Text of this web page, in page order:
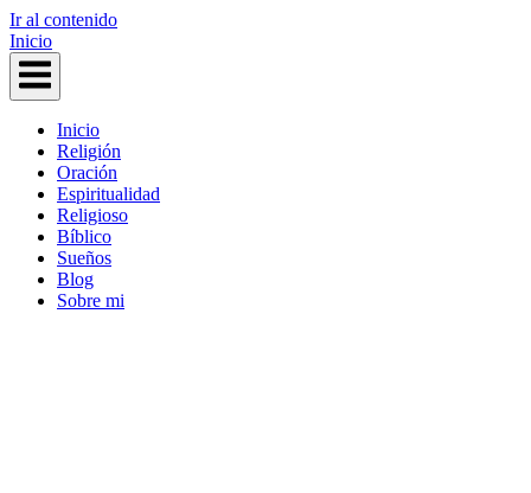
Ir al contenido
Inicio
Inicio
Religión
Oración
Espiritualidad
Religioso
Bíblico
Sueños
Blog
Sobre mi